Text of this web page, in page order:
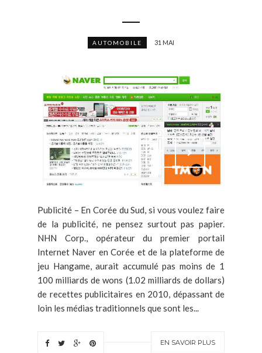
AUTOMOBILE 31 MAI
Publicité – En Corée du Sud, si vous voulez faire
de la publicité, ne pensez surtout pas papier.
NHN Corp., opérateur du premier portail
Internet Naver en Corée et de la plateforme de
jeu Hangame, aurait accumulé pas moins de 1
100 milliards de wons (1.02 milliards de dollars)
de recettes publicitaires en 2010, dépassant de
loin les médias traditionnels que sont les...
EN SAVOIR PLUS